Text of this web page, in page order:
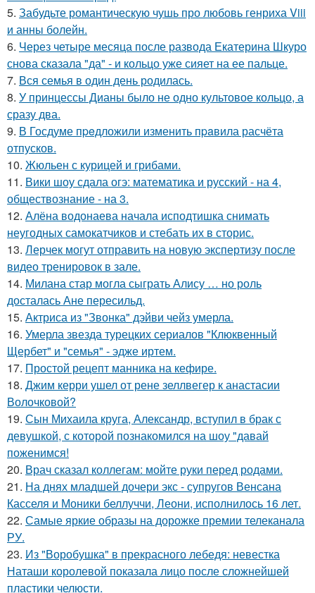
5. Забудьте романтическую чушь про любовь генриха Viii
и анны болейн.
6. Через четыре месяца после развода Екатерина Шкуро
снова сказала "да" - и кольцо уже сияет на ее пальце.
7. Вся семья в один день родилась.
8. У принцессы Дианы было не одно культовое кольцо, а
сразу два.
9. В Госдуме пpeдложили изменить пpaвила расчёта
отпусков.
10. Жюльен с курицей и грибами.
11. Вики шоу сдала огэ: математика и русский - на 4,
обществознание - на 3.
12. Алёна водонаева начала исподтишка снимать
неугодных самокатчиков и стебать их в сторис.
13. Лерчек могут отправить на новую экспертизу после
видео тренировок в зале.
14. Милана стар могла сыграть Алису … но роль
досталась Ане пересильд.
15. Актриса из "Звонка" дэйви чейз умерла.
16. Умерла звезда турецких сериалов "Клюквенный
Щербет" и "семья" - эдже иртем.
17. Простой рецепт манника на кефире.
18. Джим керри ушел от рене зеллвегер к анастасии
Волочковой?
19. Сын Михаила круга, Александр, вступил в брак с
девушкой, с которой познакомился на шоу "давай
поженимся!
20. Врач сказал коллегам: мойте руки перед родами.
21. На днях младшей дочери экс - супругов Венсана
Касселя и Моники беллуччи, Леони, исполнилось 16 лет.
22. Самые яркие образы на дорожке премии телеканала
РУ.
23. Из "Воробушка" в прекрасного лебедя: невестка
Наташи королевой показала лицо после сложнейшей
пластики челюсти.